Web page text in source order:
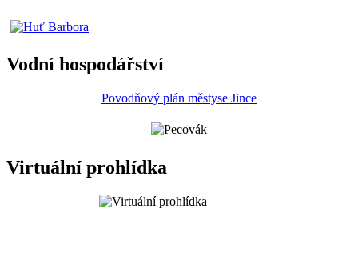
Vodní hospodářství
Povodňový plán městyse Jince
Virtuální prohlídka